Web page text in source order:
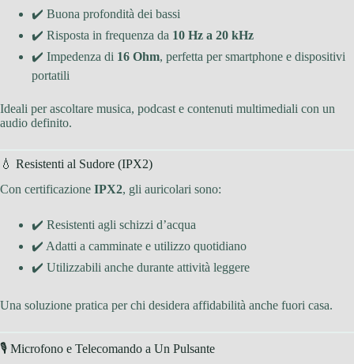
✔️ Buona profondità dei bassi
✔️ Risposta in frequenza da 10 Hz a 20 kHz
✔️ Impedenza di 16 Ohm, perfetta per smartphone e dispositivi
portatili
Ideali per ascoltare musica, podcast e contenuti multimediali con un
audio definito.
💧 Resistenti al Sudore (IPX2)
Con certificazione IPX2, gli auricolari sono:
✔️ Resistenti agli schizzi d’acqua
✔️ Adatti a camminate e utilizzo quotidiano
✔️ Utilizzabili anche durante attività leggere
Una soluzione pratica per chi desidera affidabilità anche fuori casa.
🎙 Microfono e Telecomando a Un Pulsante